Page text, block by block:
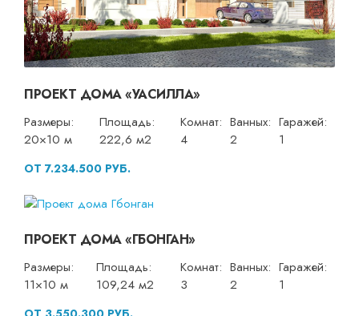
ПРОЕКТ ДОМА «УАСИЛЛА»
Размеры:
20×10 м
Площадь:
222,6 м2
Комнат:
4
Ванных:
2
Гаражей:
1
ОТ 7.234.500 РУБ.
ПРОЕКТ ДОМА «ГБОНГАН»
Размеры:
11×10 м
Площадь:
109,24 м2
Комнат:
3
Ванных:
2
Гаражей:
1